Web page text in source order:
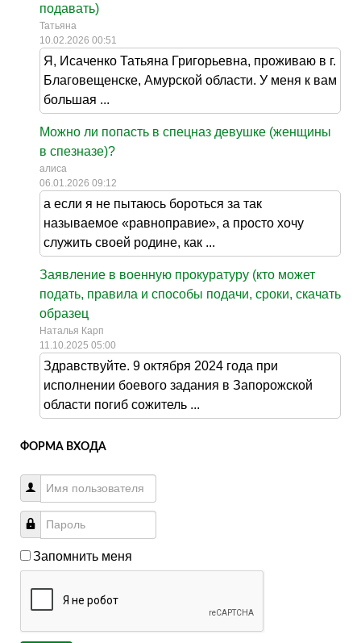
подавать)
Татьяна
10.02.2026 00:51
Я, Исаченко Татьяна Григорьевна, проживаю в г.
Благовещенске, Амурской области. У меня к вам
большая ...
Можно ли попасть в спецназ девушке (женщины
в спезназе)?
алиса
06.01.2026 09:12
а если я не пытаюсь бороться за так
называемое «равноправие», а просто хочу
служить своей родине, как ...
Заявление в военную прокуратуру (кто может
подать, правила и способы подачи, сроки, скачать
образец
Наталья Карп
11.10.2025 05:00
Здравствуйте. 9 октября 2024 года при
исполнении боевого задания в Запорожской
области погиб сожитель ...
ФОРМА ВХОДА
Запомнить меня